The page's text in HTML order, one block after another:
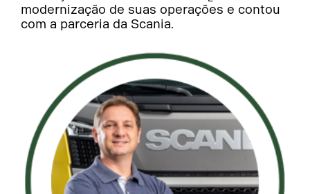
modernização de suas operações e contou
com a parceria da Scania.